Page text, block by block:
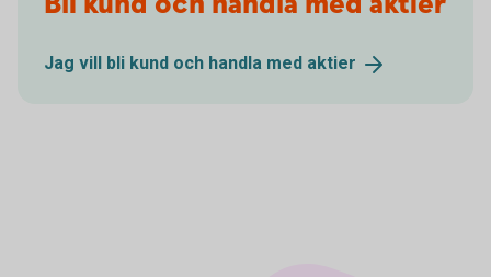
Jag vill bli kund och handla med aktier